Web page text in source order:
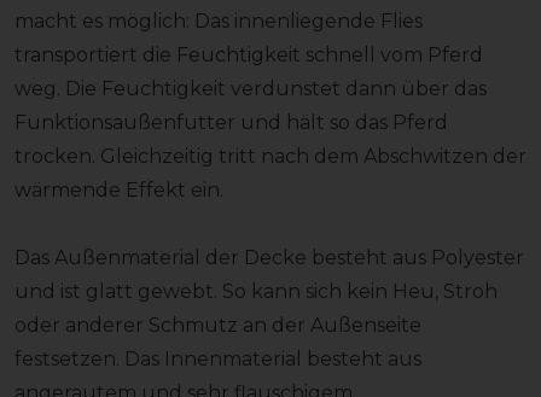
macht es möglich: Das innenliegende Flies
transportiert die Feuchtigkeit schnell vom Pferd
weg. Die Feuchtigkeit verdunstet dann über das
Funktionsaußenfutter und hält so das Pferd
trocken. Gleichzeitig tritt nach dem Abschwitzen der
wärmende Effekt ein.
Das Außenmaterial der Decke besteht aus Polyester
und ist glatt gewebt. So kann sich kein Heu, Stroh
oder anderer Schmutz an der Außenseite
festsetzen. Das Innenmaterial besteht aus